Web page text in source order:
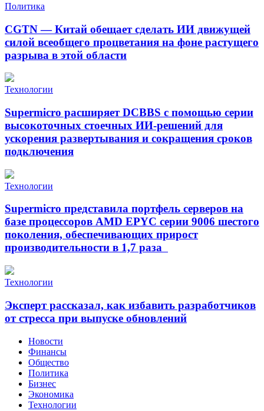
Политика
CGTN — Китай обещает сделать ИИ движущей
силой всеобщего процветания на фоне растущего
разрыва в этой области
Технологии
Supermicro расширяет DCBBS с помощью серии
высокоточных стоечных ИИ-решений для
ускорения развертывания и сокращения сроков
подключения
Технологии
Supermicro представила портфель серверов на
базе процессоров AMD EPYC серии 9006 шестого
поколения, обеспечивающих прирост
производительности в 1,7 раза
Технологии
Эксперт рассказал, как избавить разработчиков
от стресса при выпуске обновлений
Новости
Финансы
Общество
Политика
Бизнес
Экономика
Технологии